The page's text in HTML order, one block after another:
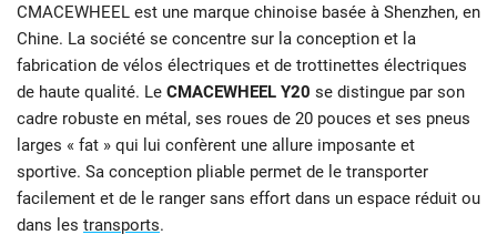
CMACEWHEEL est une marque chinoise basée à Shenzhen, en
Chine. La société se concentre sur la conception et la
fabrication de vélos électriques et de trottinettes électriques
de haute qualité. Le CMACEWHEEL Y20 se distingue par son
cadre robuste en métal, ses roues de 20 pouces et ses pneus
larges « fat » qui lui confèrent une allure imposante et
sportive. Sa conception pliable permet de le transporter
facilement et de le ranger sans effort dans un espace réduit ou
dans les transports.